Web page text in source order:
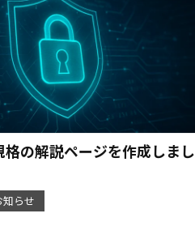
格の解説ページを作成しまし
知らせ